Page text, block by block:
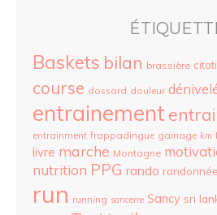
Baskets bilan brassière
course dossard douleur
entrainement
entrainment frappadingue gainage km
livre marche Montagne
nutrition PPG rando randonnée
run running sancerre Sancy sri